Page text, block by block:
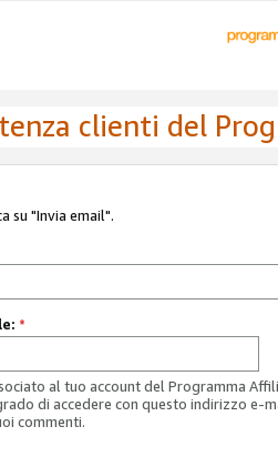
clienti del
su "Invia email".
*
al tuo account del Programma
di accedere con questo indirizzo e-
commenti.